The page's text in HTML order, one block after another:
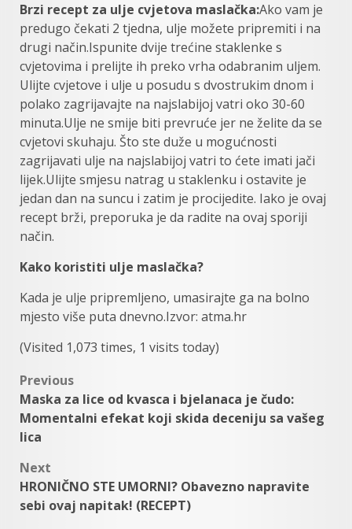
Brzi recept za ulje cvjetova maslačka:Ako vam je
predugo čekati 2 tjedna, ulje možete pripremiti i na
drugi način.Ispunite dvije trećine staklenke s
cvjetovima i prelijte ih preko vrha odabranim uljem.
Ulijte cvjetove i ulje u posudu s dvostrukim dnom i
polako zagrijavajte na najslabijoj vatri oko 30-60
minuta.Ulje ne smije biti prevruće jer ne želite da se
cvjetovi skuhaju. Što ste duže u mogućnosti
zagrijavati ulje na najslabijoj vatri to ćete imati jači
lijek.Ulijte smjesu natrag u staklenku i ostavite je
jedan dan na suncu i zatim je procijedite. Iako je ovaj
recept brži, preporuka je da radite na ovaj sporiji
način.
Kako koristiti ulje maslačka?
Kada je ulje pripremljeno, umasirajte ga na bolno
mjesto više puta dnevno.Izvor: atma.hr
(Visited 1,073 times, 1 visits today)
Post
navigation
Previous
Maska za lice od kvasca i bjelanaca je čudo:
Momentalni efekat koji skida deceniju sa vašeg
lica
Next
HRONIČNO STE UMORNI? Obavezno napravite
sebi ovaj napitak! (RECEPT)